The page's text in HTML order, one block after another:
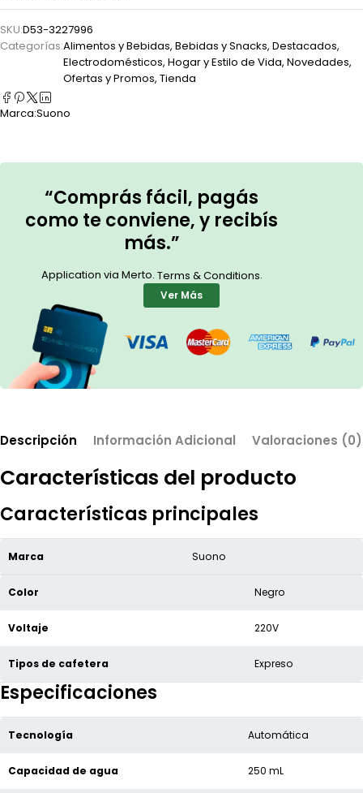
SKU:D53-3227996
Categorías:Alimentos y Bebidas, Bebidas y Snacks, Destacados,
Electrodomésticos, Hogar y Estilo de Vida, Novedades,
Ofertas y Promos, Tienda
Marca:Suono
“Comprás fácil, pagás
como te conviene, y recibís
más.”
Application via Merto. Terms & Conditions.
Ver Más
Descripción Información Adicional Valoraciones (0)
Características del producto
Características principales
Marca Suono
Color Negro
Voltaje 220V
Tipos de cafetera Expreso
Especificaciones
Tecnología Automática
Capacidad de agua 250 mL